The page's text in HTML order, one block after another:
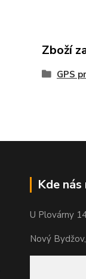
Zboží
GPS
Kde
U Plovárny
Nový